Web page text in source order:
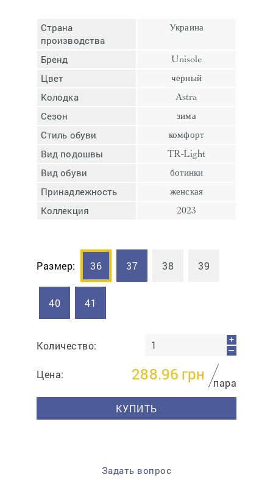
Страна
производства
Украина
Бренд Unisole
Цвет черный
Колодка Astra
Сезон зима
Стиль обуви комфорт
Вид подошвы TR-Light
Вид обуви ботинки
Принадлежность женская
Коллекция 2023
Размер: 36 37 38 39
40 41
Количество:
+
—
Цена: 288.96 грн
пара
КУПИТЬ
Задать вопрос